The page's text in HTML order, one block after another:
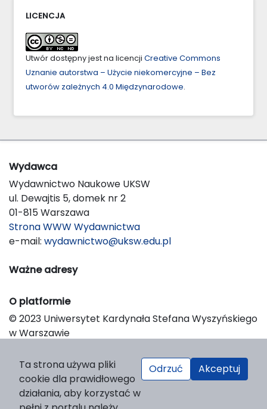
LICENCJA
Utwór dostępny jest na licencji Creative Commons
Uznanie autorstwa – Użycie niekomercyjne – Bez
utworów zależnych 4.0 Międzynarodowe.
Wydawca
Wydawnictwo Naukowe UKSW
ul. Dewajtis 5, domek nr 2
01-815 Warszawa
Strona WWW Wydawnictwa
e-mail: wydawnictwo@uksw.edu.pl
Ważne adresy
O platformie
© 2023 Uniwersytet Kardynała Stefana Wyszyńskiego
w Warszawie
Platform & Workflow by OJS/PKP
Ta strona używa pliki
cookie dla prawidłowego
działania, aby korzystać w
Odrzuć Akceptuj